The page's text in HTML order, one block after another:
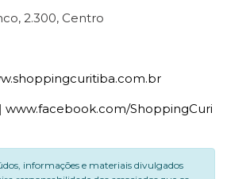
2.300, Centro
www.facebook.com/ShoppingCuri
informações e materiais divulgados